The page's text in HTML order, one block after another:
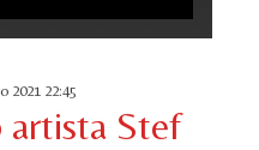
2021 22:45
Stef